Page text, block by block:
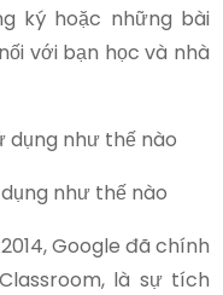
ký hoặc những bài
với bạn học và nhà
như thế nào
Google đã chính
là sự tích